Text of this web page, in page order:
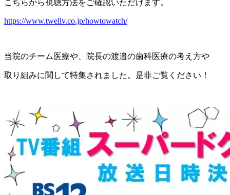
こちらから視聴方法をご確認いただけます。
https://www.twellv.co.jp/howtowatch/
当院のチーム医療や、院長の渡邉の歯科医療の考え方や
取り組みに関して特集されました。是非ご覧ください！